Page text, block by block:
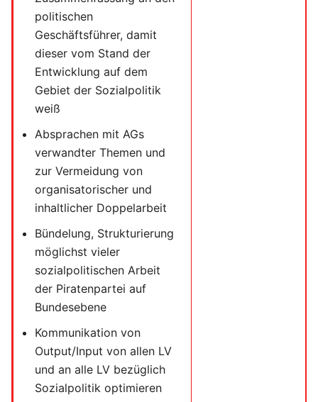
politischen
Geschäftsführer, damit
dieser vom Stand der
Entwicklung auf dem
Gebiet der Sozialpolitik
weiß
Absprachen mit AGs
verwandter Themen und
zur Vermeidung von
organisatorischer und
inhaltlicher Doppelarbeit
Bündelung, Strukturierung
möglichst vieler
sozialpolitischen Arbeit
der Piratenpartei auf
Bundesebene
Kommunikation von
Output/Input von allen LV
und an alle LV bezüglich
Sozialpolitik optimieren